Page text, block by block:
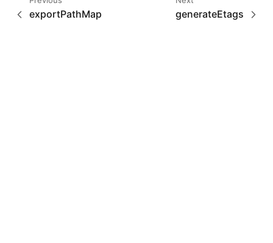
exportPathMap generateEtags